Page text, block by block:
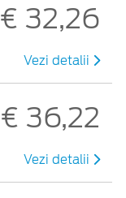
€ 32,26
Vezi detalii
€ 36,22
Vezi detalii